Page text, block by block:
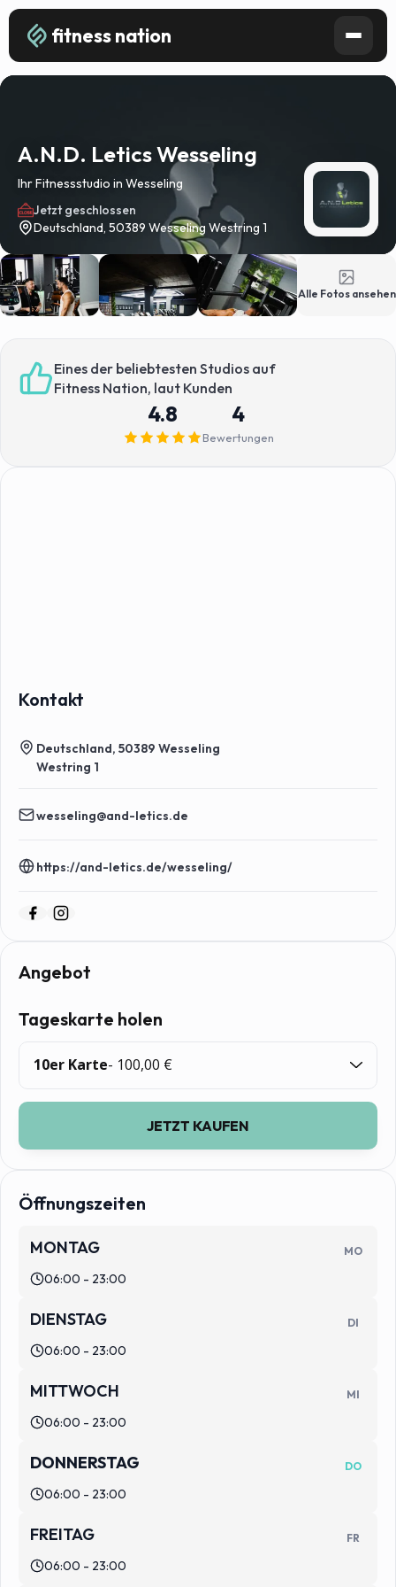
fitness nation
A.N.D. Letics Wesseling
Ihr Fitnessstudio in Wesseling
Jetzt geschlossen
Deutschland, 50389 Wesseling Westring 1
Alle Fotos ansehen
Eines der beliebtesten Studios auf
Fitness Nation, laut Kunden
4.8 4
Bewertungen
Kontakt
Deutschland, 50389 Wesseling
Westring 1
wesseling@and-letics.de
https://and-letics.de/wesseling/
Angebot
Tageskarte holen
10er Karte- 100,00 €
JETZT KAUFEN
Öffnungszeiten
MONTAG MO
06:00 - 23:00
DIENSTAG DI
06:00 - 23:00
MITTWOCH MI
06:00 - 23:00
DONNERSTAG DO
06:00 - 23:00
FREITAG FR
06:00 - 23:00